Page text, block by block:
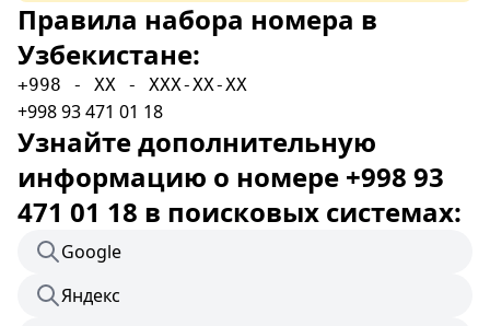
Правила набора номера в
Узбекистане:
+998 - XX - XXX-XX-XX
+998 93 471 01 18
Узнайте дополнительную
информацию о номере +998 93
471 01 18 в поисковых системах:
Google
Яндекс